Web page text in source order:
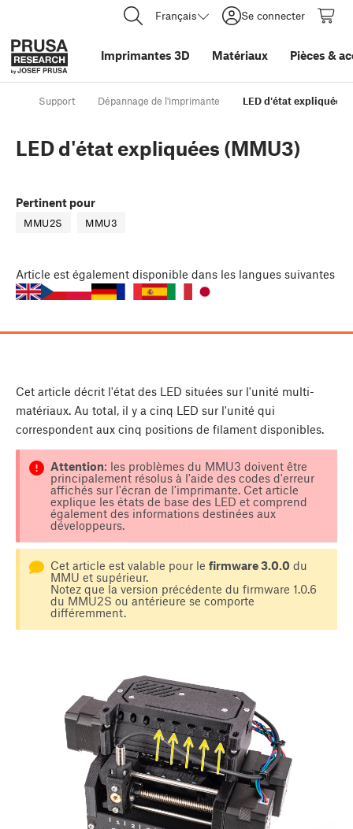
Français Se connecter
Imprimantes 3D Matériaux Pièces &
Support Dépannage de l'imprimante LED d'état expliquées
LED d'état expliquées (MMU3)
Pertinent pour
MMU2S MMU3
Article est également disponible dans les langues suivantes
Cet article décrit l'état des LED situées sur l'unité multi-
matériaux. Au total, il y a cinq LED sur l'unité qui
correspondent aux cinq positions de filament disponibles.
Attention: les problèmes du MMU3 doivent être
principalement résolus à l'aide des codes d'erreur
affichés sur l'écran de l'imprimante. Cet article
explique les états de base des LED et comprend
également des informations destinées aux
développeurs.
Cet article est valable pour le firmware 3.0.0 du
MMU et supérieur.
Notez que la version précédente du firmware 1.0.6
du MMU2S ou antérieure se comporte
différemment.